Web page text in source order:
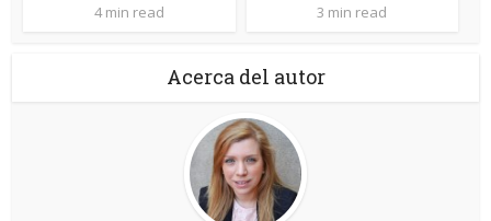
4 min read
3 min read
Acerca del autor